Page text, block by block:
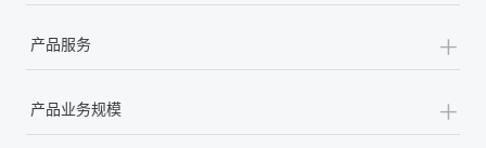
产品服务 +
产品业务规模 +